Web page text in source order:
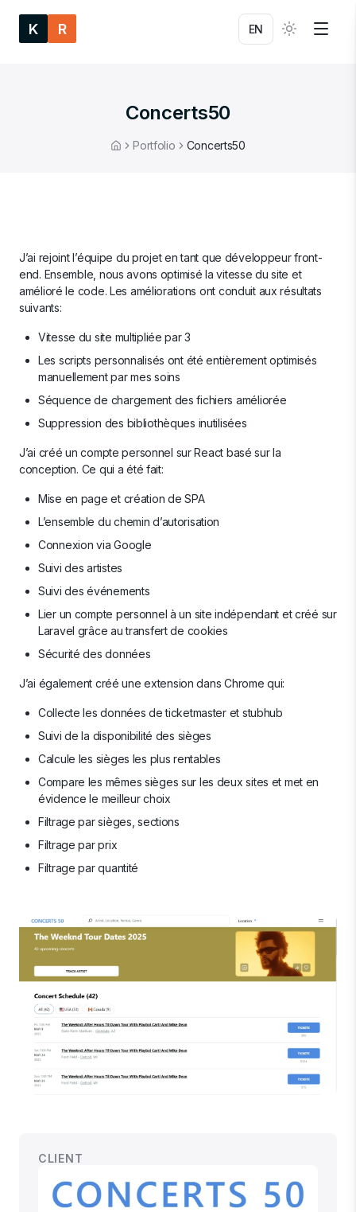
K R EN
Concerts50
Home
Portfolio Concerts50
J’ai rejoint l’équipe du projet en tant que développeur front-
end. Ensemble, nous avons optimisé la vitesse du site et
amélioré le code. Les améliorations ont conduit aux résultats
suivants:
Vitesse du site multipliée par 3
Les scripts personnalisés ont été entièrement optimisés
manuellement par mes soins
Séquence de chargement des fichiers améliorée
Suppression des bibliothèques inutilisées
J’ai créé un compte personnel sur React basé sur la
conception. Ce qui a été fait:
Mise en page et création de SPA
L’ensemble du chemin d’autorisation
Connexion via Google
Suivi des artistes
Suivi des événements
Lier un compte personnel à un site indépendant et créé sur
Laravel grâce au transfert de cookies
Sécurité des données
J’ai également créé une extension dans Chrome qui:
Collecte les données de ticketmaster et stubhub
Suivi de la disponibilité des sièges
Calcule les sièges les plus rentables
Compare les mêmes sièges sur les deux sites et met en
évidence le meilleur choix
Filtrage par sièges, sections
Filtrage par prix
Filtrage par quantité
CLIENT